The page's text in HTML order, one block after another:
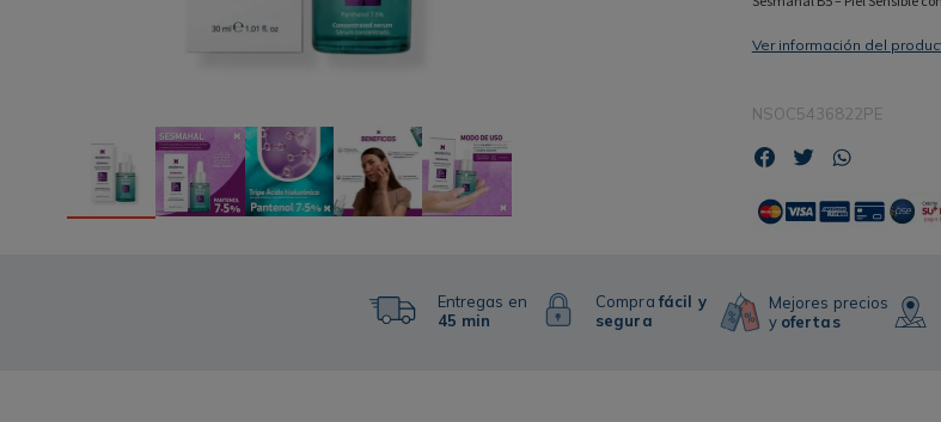
Ver información del
NSOC5436822PE
Entregas en
45 min
Comprafácil y
segura
Mejores precios
y ofertas